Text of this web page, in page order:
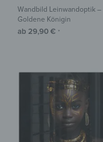
Wandbild Leinwandoptik –
Goldene Königin
ab 29,90€ *